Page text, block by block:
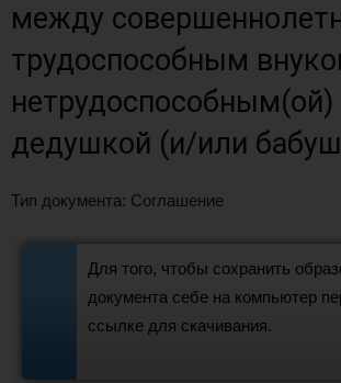
между
трудоспособным
нетрудоспособным(ой)
дедушкой (и/или
Тип документа: Соглашение
Для того, чтобы сохранить
документа себе на компьютер
ссылке для скачивания.